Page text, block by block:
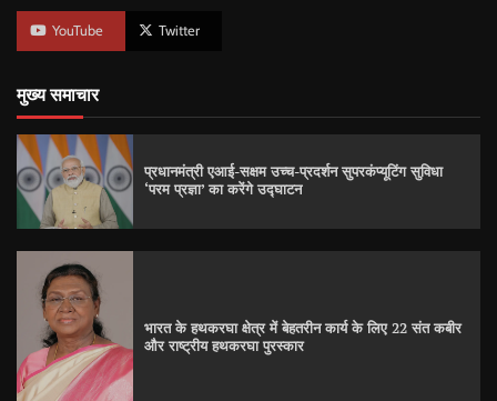
YouTube Twitter
मुख्य समाचार
प्रधानमंत्री एआई-सक्षम उच्च-प्रदर्शन सुपरकंप्यूटिंग सुविधा
‘परम प्रज्ञा’ का करेंगे उद्घाटन
भारत के हथकरघा क्षेत्र में बेहतरीन कार्य के लिए 22 संत कबीर
और राष्ट्रीय हथकरघा पुरस्कार